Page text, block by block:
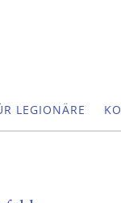
LEGIONÄRE